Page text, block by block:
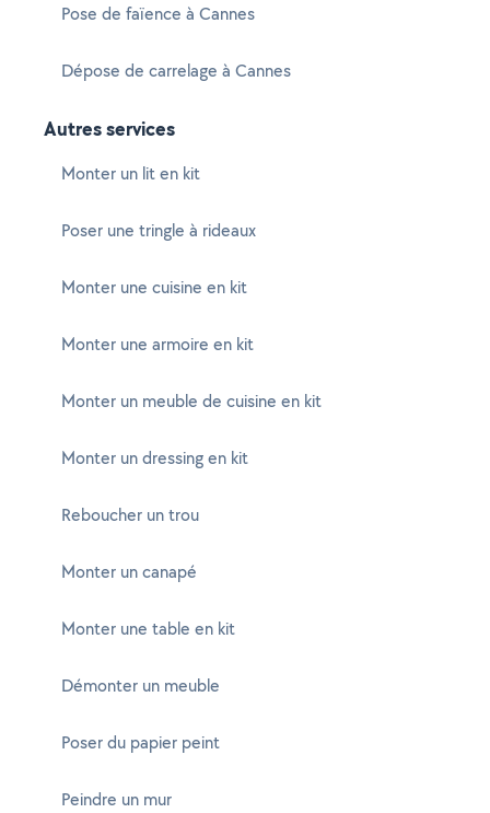
Pose de faïence à Cannes
Dépose de carrelage à Cannes
Autres services
Monter un lit en kit
Poser une tringle à rideaux
Monter une cuisine en kit
Monter une armoire en kit
Monter un meuble de cuisine en kit
Monter un dressing en kit
Reboucher un trou
Monter un canapé
Monter une table en kit
Démonter un meuble
Poser du papier peint
Peindre un mur